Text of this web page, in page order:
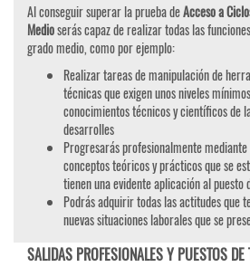
Al conseguir superar la prueba deAcceso a
Medioserás capaz de realizar todas las
grado medio, como por ejemplo:
Realizar tareas de manipulación de
técnicas que exigen unos niveles
conocimientos técnicos y científicos de
desarrolles
Progresarás profesionalmente
conceptos teóricos y prácticos que se
tienen una evidente aplicación al puesto
Podrás adquirir todas las actitudes que
nuevas situaciones laborales que se
SALIDAS PROFESIONALES Y PUESTOS DE